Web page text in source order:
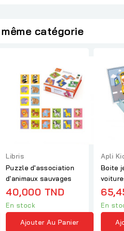
catégorie
Libris
Puzzle d'association
d'animaux sauvages
40,000 TND
En stock
Ajouter Au Panier
Apli
Boite
En